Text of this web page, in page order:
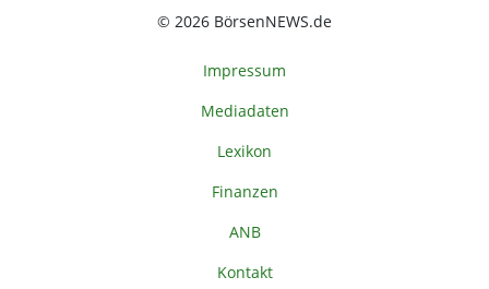
© 2026 BörsenNEWS.de
Impressum
Mediadaten
Lexikon
Finanzen
ANB
Kontakt